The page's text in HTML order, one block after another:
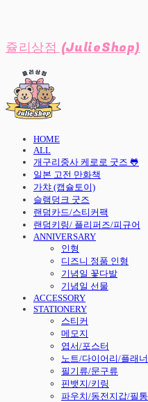
쥴리상점 (JulieShop)
HOME
ALL
개구리중사 케로로 굿즈 🐸
일본 고전 만화책
가챠 (캡슐토이)
슬램덩크 굿즈
랜덤카드/스티커팩
랜덤키링/ 플리퍼즈/피규어
ANNIVERSARY
인형
디즈니 정품 인형
기념일 꽃다발
기념일 선물
ACCESSORY
STATIONERY
스티커
메모지
엽서/포스터
노트/다이어리/플래너
필기류/문구류
핀뱃지/키링
파우치/동전지갑/필통